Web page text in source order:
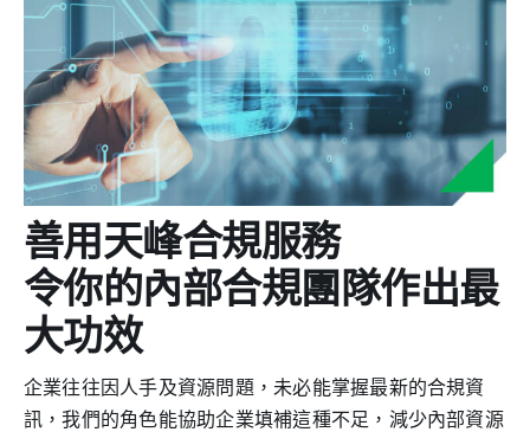
善用天峰合規服務
令你的內部合規團隊作出最
大功效
企業往往因人手及資源問題，未必能掌握最新的合規資
訊，我們的角色能協助企業填補這種不足，減少內部資源